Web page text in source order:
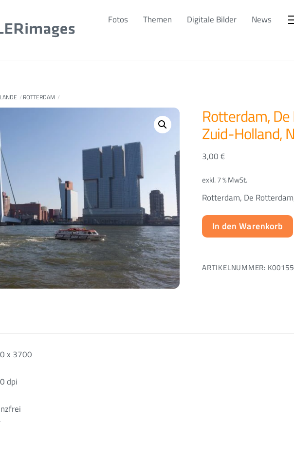
Fotos Themen Digitale Bilder News
ROTTERDAM
Rotterdam,
Zuid-Holland,
3,00€
exkl. 7 % MwSt.
Rotterdam, De
In den Warenkorb
ARTIKELNUMMER:
x 3700
dpi